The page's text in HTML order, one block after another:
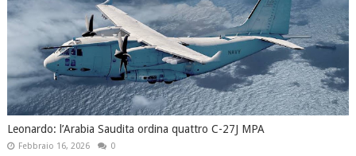
Leonardo: l’Arabia Saudita ordina quattro C-27J MPA
Febbraio 16, 2026 0